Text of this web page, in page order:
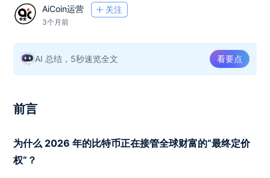
AiCoin运营 关注
3个月前
AI 总结，5秒速览全文 看要点
前言
为什么 2026 年的比特币正在接管全球财富的“最终定价
权”？